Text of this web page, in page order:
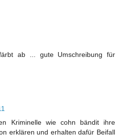
ab ... gute Umschreibung für
Kriminelle wie cohn bändit ihre
erklären und erhalten dafür Beifall